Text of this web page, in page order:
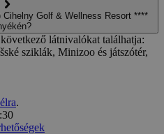
Wellness Resort ****
látnivalókat találhatja:
sziklák, Minizoo és játszótér,
.